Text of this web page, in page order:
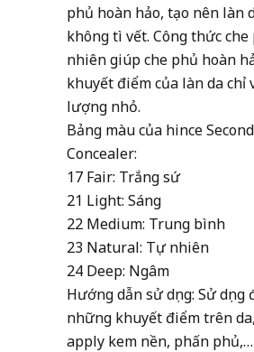
phủ hoàn hảo, tạo nên làn
không tì vết. Công thức
nhiên giúp che phủ hoàn
khuyết điểm của làn da chỉ
lượng nhỏ.
Bảng màu của hince
Concealer:
17 Fair: Trắng sứ
21 Light: Sáng
22 Medium: Trung bình
23 Natural: Tự nhiên
24 Deep: Ngâm
Hướng dẫn sử dụng: Sử
những khuyết điểm trên
apply kem nền, phấn phủ,…